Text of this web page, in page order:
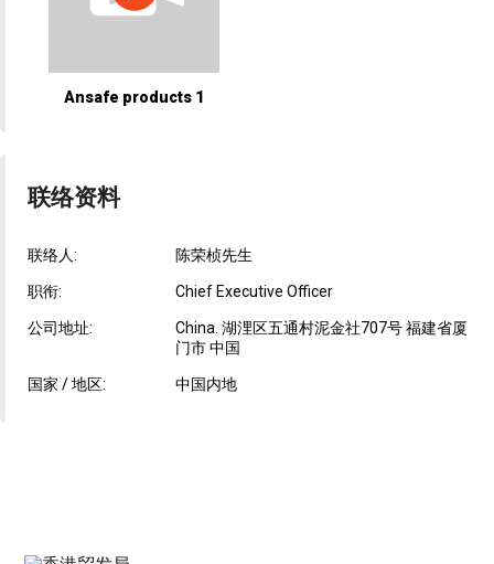
Ansafe products 1
联络资料
联络人: 陈荣桢先生
职衔: Chief Executive Officer
公司地址:
China. 湖浬区五通村泥金社707号 福建省厦
门市 中国
国家 / 地区: 中国内地